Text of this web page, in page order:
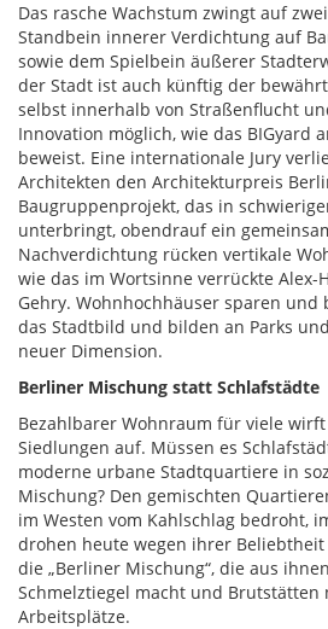
Das rasche Wachstum zwingt auf
Standbein innerer Verdichtung auf
sowie dem Spielbein äußerer
der Stadt ist auch künftig der
selbst innerhalb von Straßenflucht
Innovation möglich, wie das BIGyard
beweist. Eine internationale Jury
Architekten den Architekturpreis
Baugruppenprojekt, das in
unterbringt, obendrauf ein
Nachverdichtung rücken vertikale
wie das im Wortsinne verrückte Alex-
Gehry. Wohnhochhäuser sparen und
das Stadtbild und bilden an Parks
neuer Dimension.
Berliner Mischung statt Schlafstädte
Bezahlbarer Wohnraum für viele
Siedlungen auf. Müssen es
moderne urbane Stadtquartiere in
Mischung? Den gemischten
im Westen vom Kahlschlag bedroht,
drohen heute wegen ihrer
die „Berliner Mischung“, die aus
Schmelztiegel macht und Brutstätten
Arbeitsplätze.